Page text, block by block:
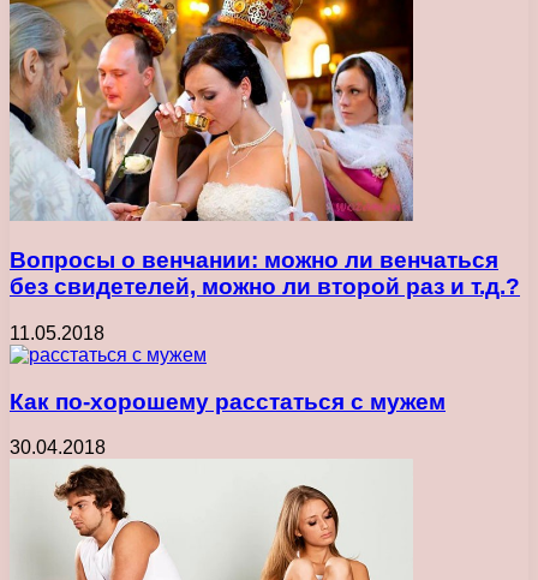
Вопросы о венчании: можно ли венчаться
без свидетелей, можно ли второй раз и т.д.?
11.05.2018
Как по-хорошему расстаться с мужем
30.04.2018